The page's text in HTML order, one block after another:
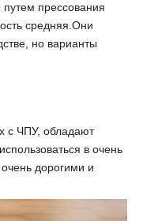
прессования
средняя.Они
но варианты
с ЧПУ, обладают
в очень
дорогими и